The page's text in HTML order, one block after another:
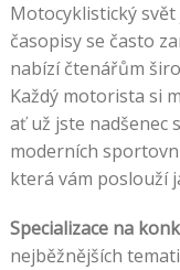
Motocyklistický
časopisy se často
nabízí čtenářům
Každý motorista si
ať už jste nadšenec
moderních
která vám poslouží
Specializace na
nejběžnějších